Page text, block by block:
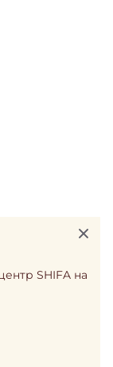
SHIFA на